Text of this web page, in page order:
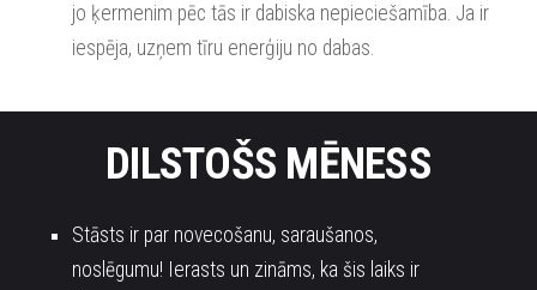
jo ķermenim pēc tās ir dabiska nepieciešamība. Ja ir
iespēja, uzņem tīru enerģiju no dabas.
DILSTOŠS MĒNESS
Stāsts ir par novecošanu, saraušanos,
noslēgumu! Ierasts un zināms, ka šis laiks ir